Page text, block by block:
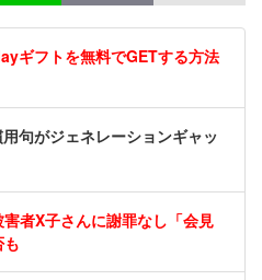
ギフトを無料でGETする方法
用句がジェネレーションギャッ
者X子さんに謝罪なし「会見